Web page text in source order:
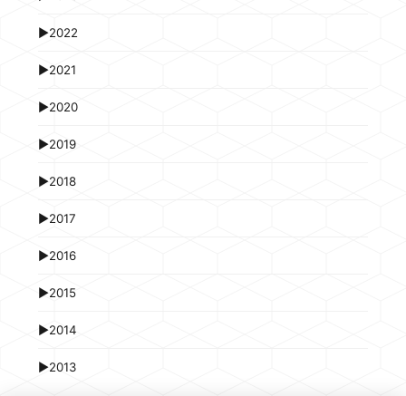
►2022
►2021
►2020
►2019
►2018
►2017
►2016
►2015
►2014
►2013